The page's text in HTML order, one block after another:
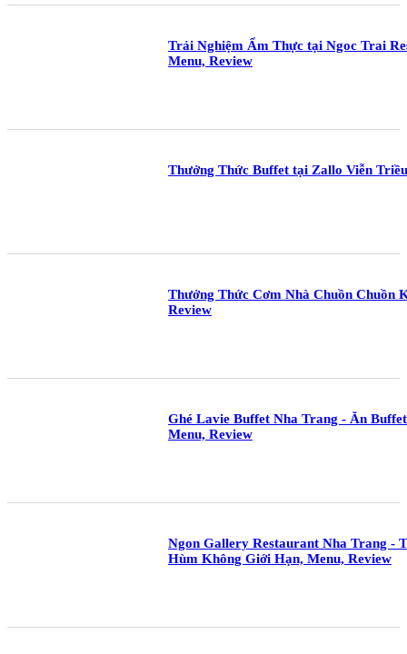
Trải Nghiệm Ẩm Thực tại Ngoc Trai
Menu, Review
Thưởng Thức Buffet tại Zallo Viễn
Thưởng Thức Cơm Nhà Chuồn Chuồn
Review
Ghé Lavie Buffet Nha Trang - Ăn
Menu, Review
Ngon Gallery Restaurant Nha Trang -
Hùm Không Giới Hạn, Menu, Review